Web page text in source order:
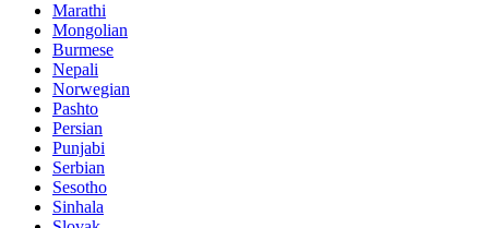
Marathi
Mongolian
Burmese
Nepali
Norwegian
Pashto
Persian
Punjabi
Serbian
Sesotho
Sinhala